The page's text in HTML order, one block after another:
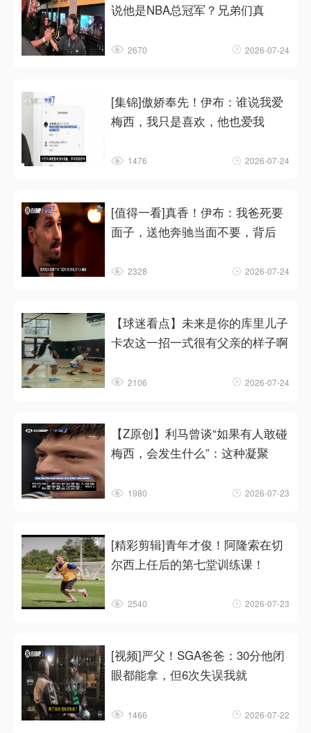
说他是NBA总冠军？兄弟们真
2670 2026-07-24
[集锦]傲娇奉先！伊布：谁说我爱
梅西，我只是喜欢，他也爱我
1476 2026-07-24
[值得一看]真香！伊布：我爸死要
面子，送他奔驰当面不要，背后
2328 2026-07-24
【球迷看点】未来是你的库里儿子
卡农这一招一式很有父亲的样子啊
2106 2026-07-24
【Z原创】利马曾谈“如果有人敢碰
梅西，会发生什么”：这种凝聚
1980 2026-07-23
[精彩剪辑]青年才俊！阿隆索在切
尔西上任后的第七堂训练课！
2540 2026-07-23
[视频]严父！SGA爸爸：30分他闭
眼都能拿，但6次失误我就
1466 2026-07-22